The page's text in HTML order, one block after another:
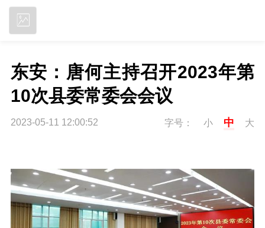
东安：唐何主持召开2023年第
10次县委常委会会议
2023-05-11 12:00:52 字号： 小 中 大